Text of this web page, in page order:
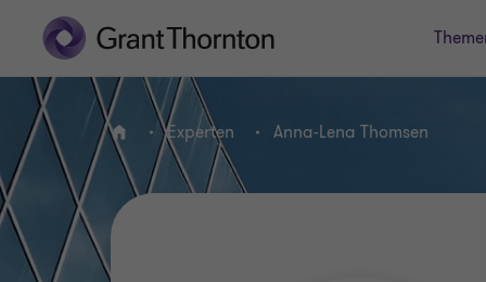
HOME Experten Anna-Lena Thomsen